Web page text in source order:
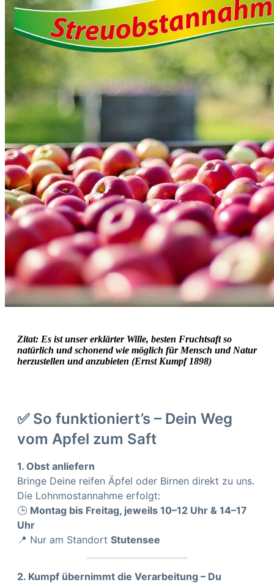
Zitat: Es ist unser erklärter Wille, besten Fruchtsaft so
natürlich und schonend wie möglich für Mensch und Natur
herzustellen und anzubieten (Ernst Kumpf 1898)
✅ So funktioniert’s – Dein Weg
vom Apfel zum Saft
1. Obst anliefern
Bringe Deine reifen Äpfel oder Birnen direkt zu uns.
Die Lohnmostannahme erfolgt:
🕒 Montag bis Freitag, jeweils 10–12 Uhr & 14–17
Uhr
📍 Nur am Standort Stutensee
2. Kumpf übernimmt die Verarbeitung – Du